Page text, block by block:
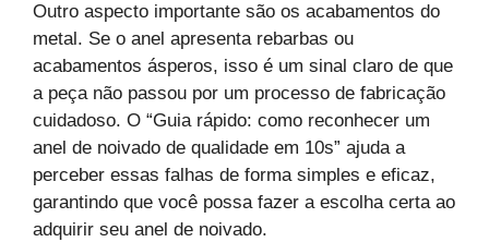
Outro aspecto importante são os acabamentos do
metal. Se o anel apresenta rebarbas ou
acabamentos ásperos, isso é um sinal claro de que
a peça não passou por um processo de fabricação
cuidadoso. O “Guia rápido: como reconhecer um
anel de noivado de qualidade em 10s” ajuda a
perceber essas falhas de forma simples e eficaz,
garantindo que você possa fazer a escolha certa ao
adquirir seu anel de noivado.